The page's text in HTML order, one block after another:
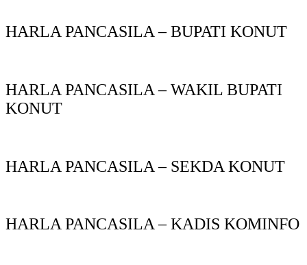
HARLA PANCASILA – BUPATI KONUT
HARLA PANCASILA – WAKIL BUPATI
KONUT
HARLA PANCASILA – SEKDA KONUT
HARLA PANCASILA – KADIS KOMINFO